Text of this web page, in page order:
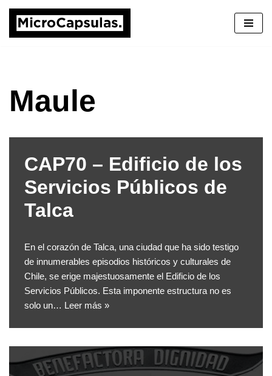
Saltar
Maule
CAP70 – Edificio de los
Servicios Públicos de
Talca
En el corazón de Talca, una ciudad que ha sido testigo
de innumerables episodios históricos y culturales de
Chile, se erige majestuosamente el Edificio de los
Servicios Públicos. Esta imponente estructura no es
solo un… Leer más »